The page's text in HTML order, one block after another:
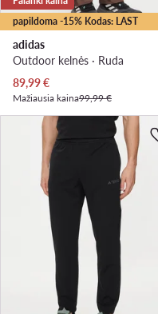
papildoma -15% Kodas: LAST
adidas
Outdoor kelnės · Ruda
Dabartinė kaina
89,99€
Mažiausia kaina99,99 €